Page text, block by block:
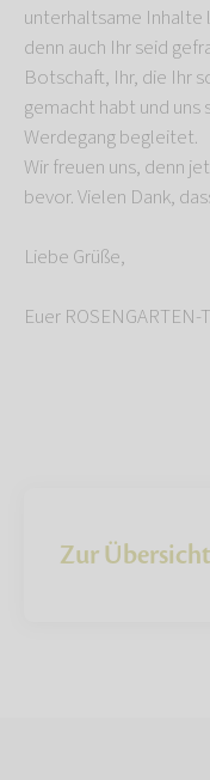
unterhaltsame Inhalte
denn auch Ihr seid
Botschaft, Ihr, die Ihr
gemacht habt und uns
Werdegang begleitet.
Wir freuen uns, denn
bevor. Vielen Dank,
Liebe Grüße,
Euer ROSENGARTEN-
Zur Übersicht